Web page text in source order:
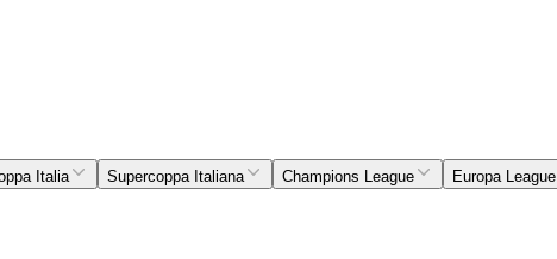
Italia Supercoppa Italiana Champions League Europa League